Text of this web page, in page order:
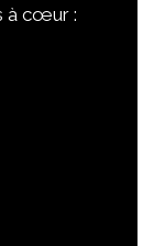
à cœur :